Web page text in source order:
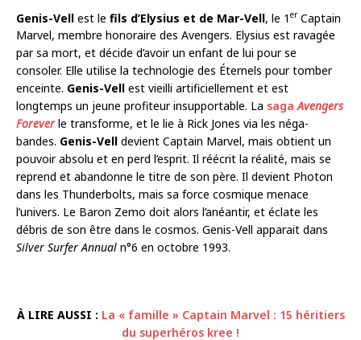
Genis-Vell est le fils d’Elysius et de Mar-Vell, le 1 erCaptain
Marvel, membre honoraire des Avengers. Elysius est ravagée
par sa mort, et décide d’avoir un enfant de lui pour se
consoler. Elle utilise la technologie des Éternels pour tomber
enceinte. Genis-Vell est vieilli artificiellement et est
longtemps un jeune profiteur insupportable. La sagaAvengers
Foreverle transforme, et le lie à Rick Jones via les néga-
bandes. Genis-Vell devient Captain Marvel, mais obtient un
pouvoir absolu et en perd l’esprit. Il réécrit la réalité, mais se
reprend et abandonne le titre de son père. Il devient Photon
dans les Thunderbolts, mais sa force cosmique menace
l’univers. Le Baron Zemo doit alors l’anéantir, et éclate les
débris de son être dans le cosmos. Genis-Vell apparait dans
Silver Surfer Annual n°6 en octobre 1993.
À LIRE AUSSI : La « famille » Captain Marvel : 15 héritiers
du superhéros kree !